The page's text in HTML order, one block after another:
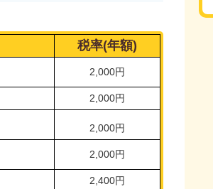
税率(年額)
2,000円
2,000円
2,000円
2,000円
2,400円